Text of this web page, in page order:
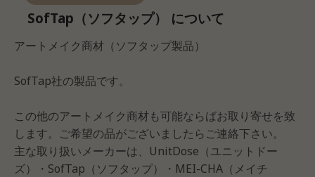
SofTap（ソフタップ） について
アートメイク商材（ソフタップ製品）
SofTap社の製品です。
この他のアートメイク商材も可能ならばお取り寄せを致
します。ご希望の品がございましたらご連絡下さい。
主な取り扱いメーカーは、UnitDose（ユニットドー
ズ）・SofTap（ソフタップ）・MEI-CHA（メイチ